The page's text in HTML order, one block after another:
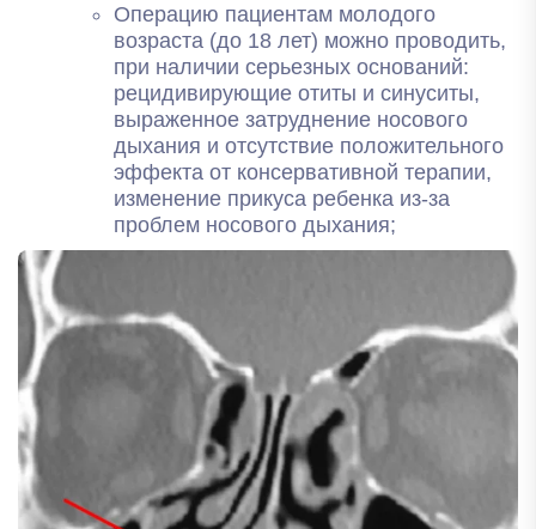
Операцию пациентам молодого
возраста (до 18 лет) можно проводить,
при наличии серьезных оснований:
рецидивирующие отиты и синуситы,
выраженное затруднение носового
дыхания и отсутствие положительного
эффекта от консервативной терапии,
изменение прикуса ребенка из-за
проблем носового дыхания;